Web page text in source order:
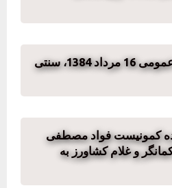
یادی از اعتصاب عمومی 16 مرداد 1384، سنتی
کمونیست فواد مصطفی
و غلام کشاورز به